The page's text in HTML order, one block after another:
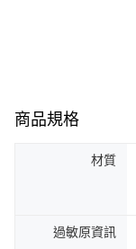
商品規格
材質
過敏原資訊